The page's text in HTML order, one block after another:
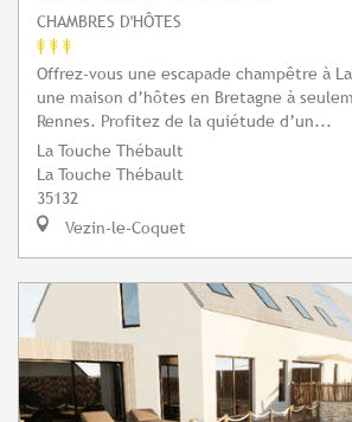
CHAMBRES D'HÔTES
Offrez-vous une escapade champêtre à
une maison d’hôtes en Bretagne à
Rennes. Profitez de la quiétude d’un...
La Touche Thébault
La Touche Thébault
35132
Vezin-le-Coquet